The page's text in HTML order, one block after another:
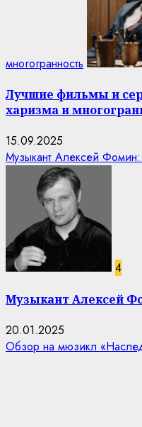
многогранность
Лучшие фильмы и
харизма и
15.09.2025
Музыкант Алексей Фомин:
4
Музыкант Алексей
20.01.2025
Обзор на мюзикл